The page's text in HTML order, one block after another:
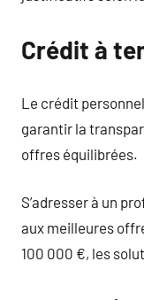
Crédit à
Le crédit
garantir la
offres équilibrées.
S’adresser à un
aux meilleures
100 000 €, les